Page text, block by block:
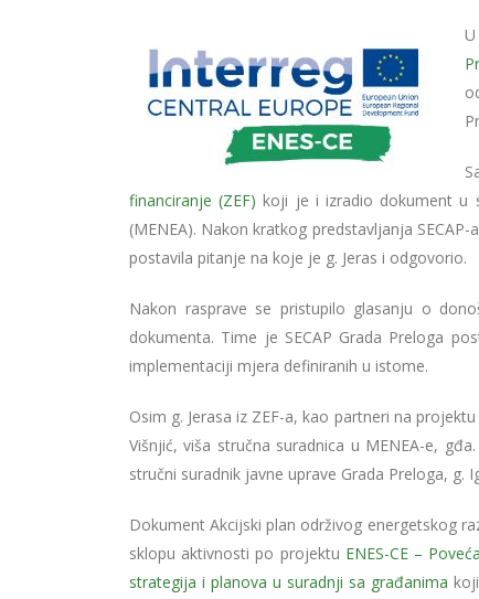
financiranje (ZEF) koji je i izradio dokument u
(MENEA). Nakon kratkog predstavljanja
postavila pitanje na koje je g. Jeras i odgovorio.
Nakon rasprave se pristupilo glasanju o
dokumenta. Time je SECAP Grada Preloga
implementaciji mjera definiranih u istome.
Osim g. Jerasa iz ZEF-a, kao partneri na
Višnjić, viša stručna suradnica u MENEA-e,
stručni suradnik javne uprave Grada Preloga, g.
Dokument Akcijski plan održivog energetskog
sklopu aktivnosti po projektu ENES-CE –
strategija i planova u suradnji sa građanima